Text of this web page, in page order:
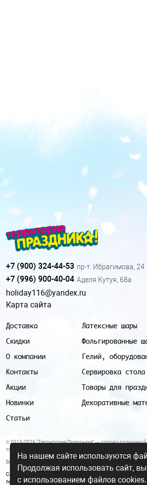
Доставка
Скидки
О компании
Контакты
Акции
Новинки
Статьи
Латексные шары
Фольгированные
Гелий,
Сервировка стола
Товары для
Декоративные
+7 (900) 324-44-53 пр-т. Ибрагимова, 24
+7 (996) 900-40-04 Аделя Кутуя, 68а
holiday116@yandex.ru
Карта сайта
© 2015-2026 "Территория Праздника" — оптово-
товаров для праздника.
Все цены и условия, указанные на данном сайте, не
Согласие на обработку персональных данных
персональных данных
На нашем сайте используются
Продолжая использовать сайт,
с использованием файлов cookies.